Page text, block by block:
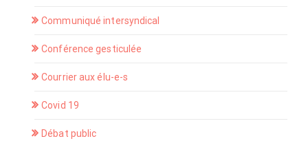
Communiqué intersyndical
Conférence gesticulée
Courrier aux élu-e-s
Covid 19
Débat public